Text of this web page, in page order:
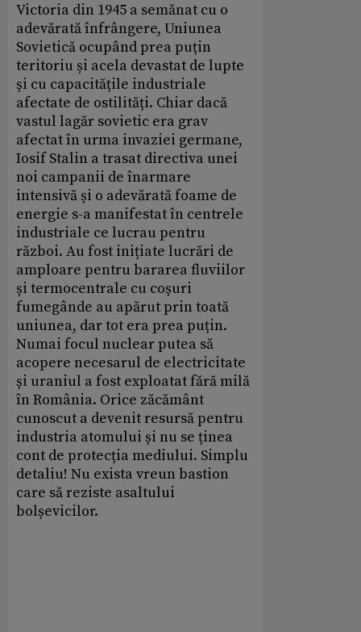
Victoria din 1945 a semănat cu o
adevărată înfrângere, Uniunea
Sovietică ocupând prea puțin
teritoriu și acela devastat de lupte
și cu capacitățile industriale
afectate de ostilități. Chiar dacă
vastul lagăr sovietic era grav
afectat în urma invaziei germane,
Iosif Stalin a trasat directiva unei
noi campanii de înarmare
intensivă și o adevărată foame de
energie s-a manifestat în centrele
industriale ce lucrau pentru
război. Au fost inițiate lucrări de
amploare pentru bararea fluviilor
și termocentrale cu coșuri
fumegânde au apărut prin toată
uniunea, dar tot era prea puțin.
Numai focul nuclear putea să
acopere necesarul de electricitate
și uraniul a fost exploatat fără milă
în România. Orice zăcământ
cunoscut a devenit resursă pentru
industria atomului și nu se ținea
cont de protecția mediului. Simplu
detaliu! Nu exista vreun bastion
care să reziste asaltului
bolșevicilor.